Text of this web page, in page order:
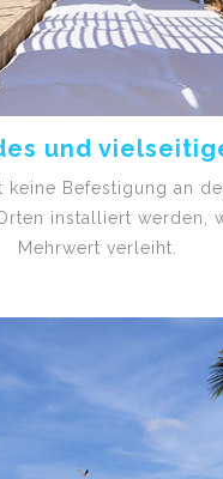
und
keine Befestigung an
installiert werden,
Mehrwert verleiht.